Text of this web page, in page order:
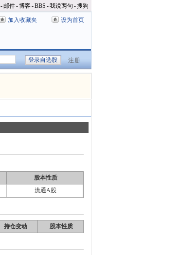
-邮件-博客-BBS -我说两句 -搜狗
加入收藏夹 设为首页
注册
股本性质
流通A股
持仓变动 股本性质